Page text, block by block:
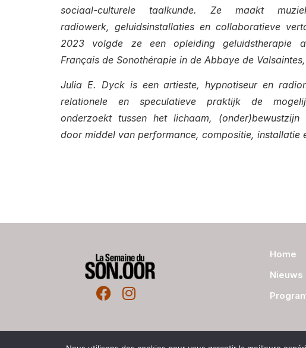
sociaal-culturele taalkunde. Ze maakt
radiowerk, geluidsinstallaties en collaboratieve
2023 volgde ze een opleiding geluidstherapie
Français de Sonothérapie in de Abbaye de
Julia E. Dyck is een artieste, hypnotiseur en
relationele en speculatieve praktijk de
onderzoekt tussen het lichaam, (onder)bewustzijn
door middel van performance, compositie, installatie
Home
Nieuws